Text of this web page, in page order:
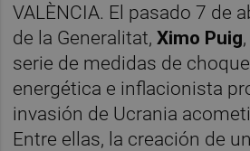
VALÈNCIA. El pasado 7 de
de la Generalitat, Ximo Puig
serie de medidas de
energética e inflacionista
invasión de Ucrania
Entre ellas, la creación de